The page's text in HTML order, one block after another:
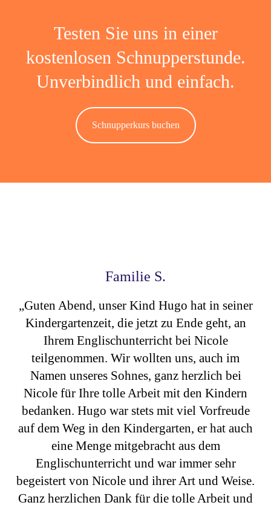
Testen Sie uns in einer
kostenlosen Schnupperstunde.
Unverbindlich und einfach.
Schnupperkurs buchen
Familie S.
„Guten Abend, unser Kind Hugo hat in seiner
Kindergartenzeit, die jetzt zu Ende geht, an
Ihrem Englischunterricht bei Nicole
teilgenommen. Wir wollten uns, auch im
Namen unseres Sohnes, ganz herzlich bei
Nicole für Ihre tolle Arbeit mit den Kindern
bedanken. Hugo war stets mit viel Vorfreude
auf dem Weg in den Kindergarten, er hat auch
eine Menge mitgebracht aus dem
Englischunterricht und war immer sehr
begeistert von Nicole und ihrer Art und Weise.
Ganz herzlichen Dank für die tolle Arbeit und